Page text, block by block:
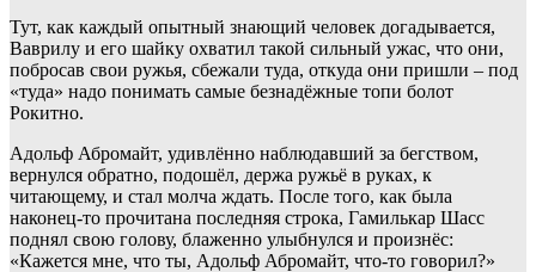
Тут, как каждый опытный знающий человек догадывается,
Ваврилу и его шайку охватил такой сильный ужас, что они,
побросав свои ружья, сбежали туда, откуда они пришли – под
«туда» надо понимать самые безнадёжные топи болот
Рокитно.
Адольф Абромайт, удивлённо наблюдавший за бегством,
вернулся обратно, подошёл, держа ружьё в руках, к
читающему, и стал молча ждать. После того, как была
наконец-то прочитана последняя строка, Гамилькар Шасс
поднял свою голову, блаженно улыбнулся и произнёс:
«Кажется мне, что ты, Адольф Абромайт, что-то говорил?»